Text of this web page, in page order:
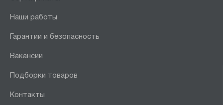
Наши работы
Гарантии и безопасность
Вакансии
Подборки товаров
Контакты